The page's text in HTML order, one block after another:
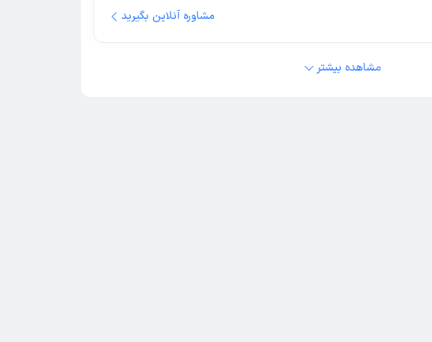
مشاوره آنلاین بگیرید
مشاهده بیشتر